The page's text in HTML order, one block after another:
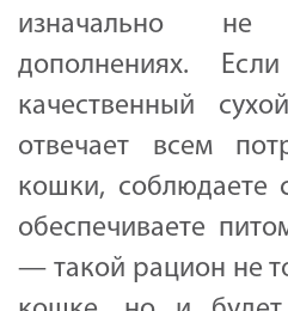
изначально
дополнениях.
качественный
отвечает всем
кошки, соблюдаете
обеспечиваете
— такой рацион не